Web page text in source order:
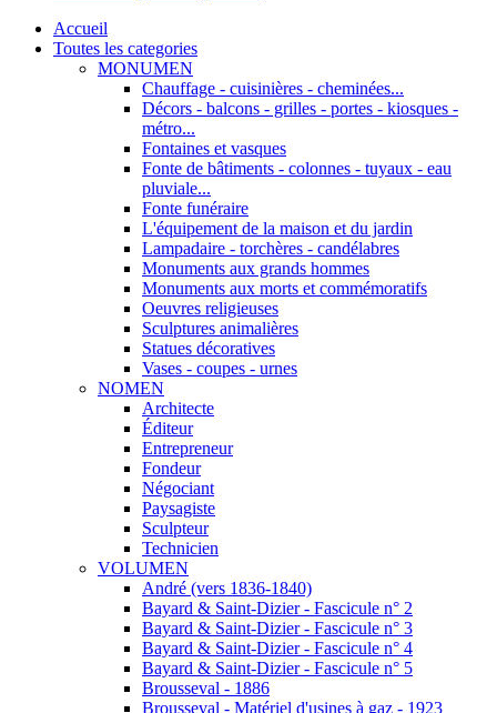
Accueil
Toutes les categories
MONUMEN
Chauffage - cuisinières - cheminées...
Décors - balcons - grilles - portes - kiosques -
métro...
Fontaines et vasques
Fonte de bâtiments - colonnes - tuyaux - eau
pluviale...
Fonte funéraire
L'équipement de la maison et du jardin
Lampadaire - torchères - candélabres
Monuments aux grands hommes
Monuments aux morts et commémoratifs
Oeuvres religieuses
Sculptures animalières
Statues décoratives
Vases - coupes - urnes
NOMEN
Architecte
Éditeur
Entrepreneur
Fondeur
Négociant
Paysagiste
Sculpteur
Technicien
VOLUMEN
André (vers 1836-1840)
Bayard & Saint-Dizier - Fascicule n° 2
Bayard & Saint-Dizier - Fascicule n° 3
Bayard & Saint-Dizier - Fascicule n° 4
Bayard & Saint-Dizier - Fascicule n° 5
Brousseval - 1886
Brousseval - Matériel d'usines à gaz - 1923